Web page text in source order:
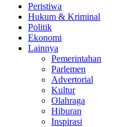
Peristiwa
Hukum & Kriminal
Politik
Ekonomi
Lainnya
Pemerintahan
Parlemen
Advertorial
Kultur
Olahraga
Hiburan
Inspirasi